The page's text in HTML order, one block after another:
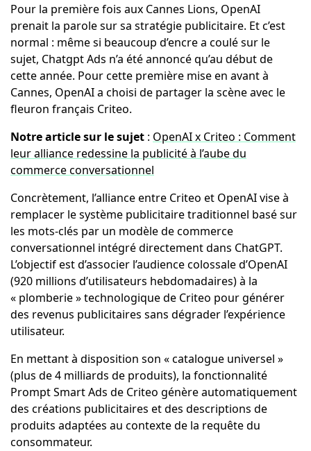
Pour la première fois aux Cannes Lions, OpenAI
prenait la parole sur sa stratégie publicitaire. Et c’est
normal : même si beaucoup d’encre a coulé sur le
sujet, Chatgpt Ads n’a été annoncé qu’au début de
cette année. Pour cette première mise en avant à
Cannes, OpenAI a choisi de partager la scène avec le
fleuron français Criteo.
Notre article sur le sujet : OpenAI x Criteo : Comment
leur alliance redessine la publicité à l’aube du
commerce conversationnel
Concrètement, l’alliance entre Criteo et OpenAI vise à
remplacer le système publicitaire traditionnel basé sur
les mots-clés par un modèle de commerce
conversationnel intégré directement dans ChatGPT.
L’objectif est d’associer l’audience colossale d’OpenAI
(920 millions d’utilisateurs hebdomadaires) à la
« plomberie » technologique de Criteo pour générer
des revenus publicitaires sans dégrader l’expérience
utilisateur.
En mettant à disposition son « catalogue universel »
(plus de 4 milliards de produits), la fonctionnalité
Prompt Smart Ads de Criteo génère automatiquement
des créations publicitaires et des descriptions de
produits adaptées au contexte de la requête du
consommateur.